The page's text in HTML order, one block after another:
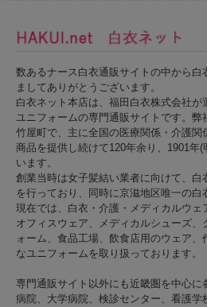
数あるナース白衣通販サイトの中から白
ましてありがとうございます。
白衣ネット本店は、福田白衣株式会社が
ユニフォームの専門通販サイトです。
竹屋町で、主に全国の医療関係・介護関
商品を提供し続けて120年余り、1901年
います。
創業当時は女子髪結い業者に向けて、白
を行っており、同時に京滋地区唯一の白
現在では、白衣・介護・メディカルウェ
オフィスウェア、メディカルシューズ、
ォーム、食品工場、飲食店用のウェア、
なユニフォームを取り扱っております。
専門通販サイト以外にも近畿圏を中心に
病院、大学病院、検診センター、看護学